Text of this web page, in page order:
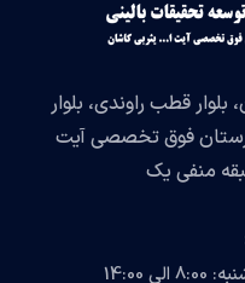
بلوار قطب راوندی، بلوار
فوق تخصصی آیت
منفی یک
14:00